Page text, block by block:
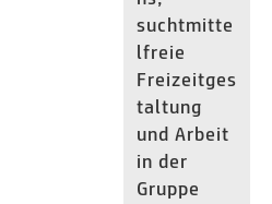
suchtmitte
lfreie
Freizeitges
taltung
und Arbeit
in der
Gruppe